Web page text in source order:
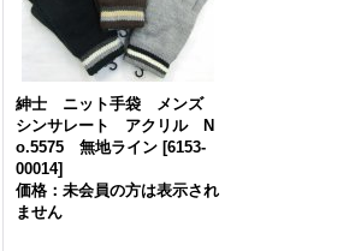
紳士 ニット手袋 メンズ
シンサレート アクリル N
o.5575 無地ライン [6153-
00014]
価格：未会員の方は表示され
ません